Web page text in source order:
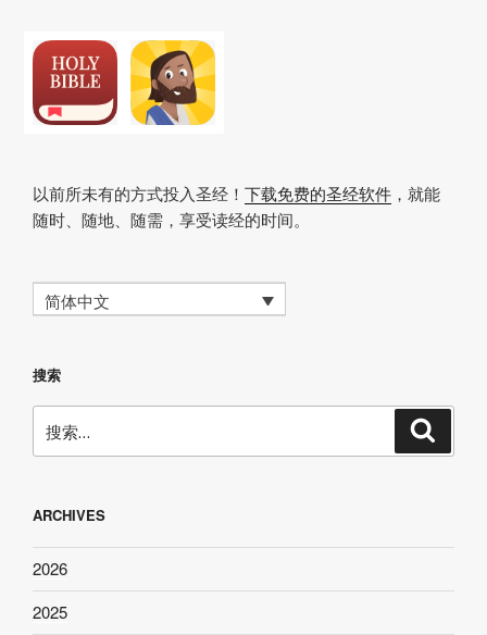
以前所未有的方式投入圣经！ 下载免费的圣经软件 ，就能
随时、随地、随需，享受读经的时间。
简体中文
搜索
索：
ARCHIVES
2026
2025